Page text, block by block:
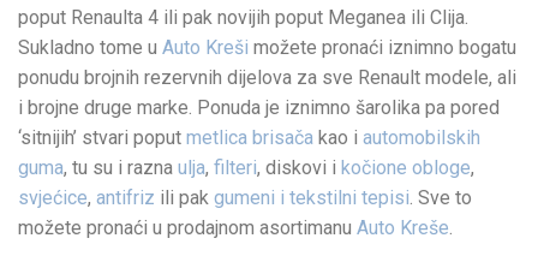
poput Renaulta 4 ili pak novijih poput Meganea ili Clija.
Sukladno tome u Auto Kreši možete pronaći iznimno bogatu
ponudu brojnih rezervnih dijelova za sve Renault modele, ali
i brojne druge marke. Ponuda je iznimno šarolika pa pored
‘sitnijih’ stvari poput metlica brisača kao i automobilskih
guma, tu su i razna ulja, filteri, diskovi i kočione obloge,
svjećice, antifriz ili pak gumeni i tekstilni tepisi. Sve to
možete pronaći u prodajnom asortimanu Auto Kreše.